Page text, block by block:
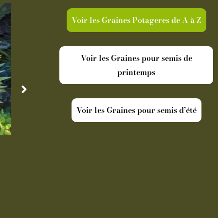
Voir les Graines Potageres de A à Z
Voir les Graines pour semis de
printemps
Voir les Graines pour semis d’été